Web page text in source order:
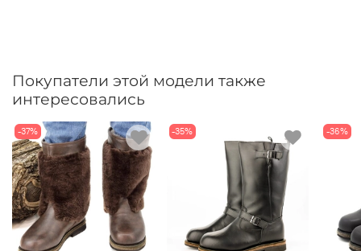
Покупатели этой модели также
интересовались
-37% -35% -36%